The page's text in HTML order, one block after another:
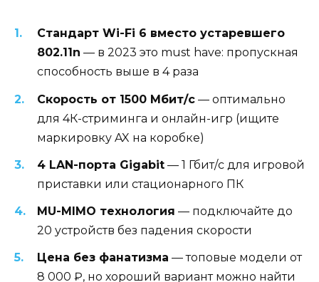
Стандарт Wi-Fi 6 вместо устаревшего
802.11n — в 2023 это must have: пропускная
способность выше в 4 раза
Скорость от 1500 Мбит/с — оптимально
для 4К-стриминга и онлайн-игр (ищите
маркировку AX на коробке)
4 LAN-порта Gigabit — 1 Гбит/с для игровой
приставки или стационарного ПК
MU-MIMO технология — подключайте до
20 устройств без падения скорости
Цена без фанатизма — топовые модели от
8 000 ₽, но хороший вариант можно найти